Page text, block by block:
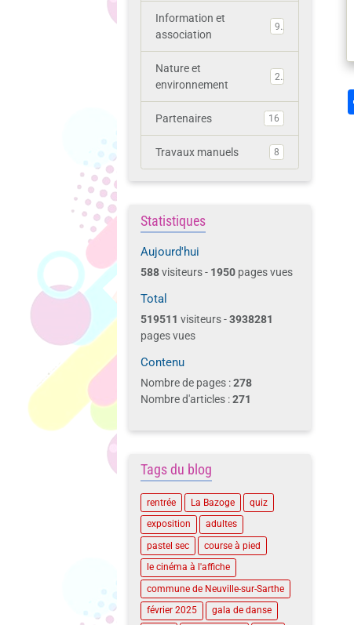
Information et
association
9
Nature et
environnement
2
Partenaires 16
Travaux manuels 8
Statistiques
Aujourd'hui
588visiteurs - 1950 pages vues
Total
519511 visiteurs -3938281
pages vues
Contenu
Nombre de pages :278
Nombre d'articles :271
Tags du blog
rentrée La Bazoge
quiz
exposition
adultes
pastel sec
course à pied
le cinéma à l'affiche
commune de Neuville-sur-Sarthe
février 2025
gala de danse